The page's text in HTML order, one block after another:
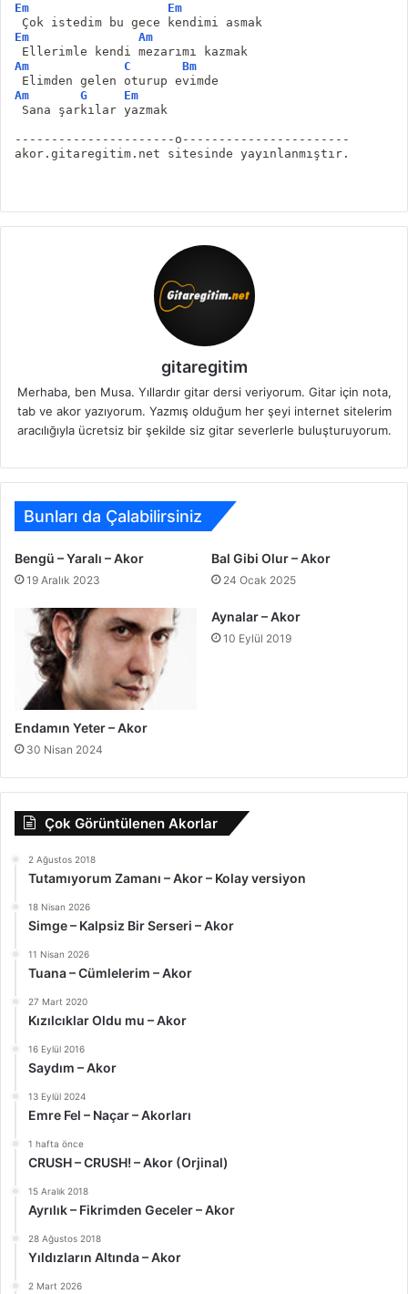
Em
Em
Çok istedim bu gece kendimi asmak
Em
Am
Ellerimle kendi mezarımı kazmak
Am
C
Bm
Elimden gelen oturup evimde
Am
G
Em
Sana şarkılar yazmak
----------------------o-----------------------
akor.gitaregitim.net sitesinde yayınlanmıştır.
gitaregitim
Merhaba, ben Musa. Yıllardır gitar dersi veriyorum. Gitar için nota,
tab ve akor yazıyorum. Yazmış olduğum her şeyi internet sitelerim
aracılığıyla ücretsiz bir şekilde siz gitar severlerle buluşturuyorum.
Bunları da Çalabilirsiniz
Bengü – Yaralı – Akor
19 Aralık 2023
Bal Gibi Olur – Akor
24 Ocak 2025
Endamın Yeter – Akor
30 Nisan 2024
Aynalar – Akor
10 Eylül 2019
Çok Görüntülenen Akorlar
2 Ağustos 2018
Tutamıyorum Zamanı – Akor – Kolay versiyon
18 Nisan 2026
Simge – Kalpsiz Bir Serseri – Akor
11 Nisan 2026
Tuana – Cümlelerim – Akor
27 Mart 2020
Kızılcıklar Oldu mu – Akor
16 Eylül 2016
Saydım – Akor
13 Eylül 2024
Emre Fel – Naçar – Akorları
1 hafta önce
CRUSH – CRUSH! – Akor (Orjinal)
15 Aralık 2018
Ayrılık – Fikrimden Geceler – Akor
28 Ağustos 2018
Yıldızların Altında – Akor
2 Mart 2026